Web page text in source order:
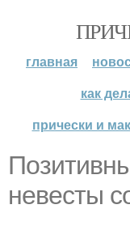
главная
как
прически и
невесты